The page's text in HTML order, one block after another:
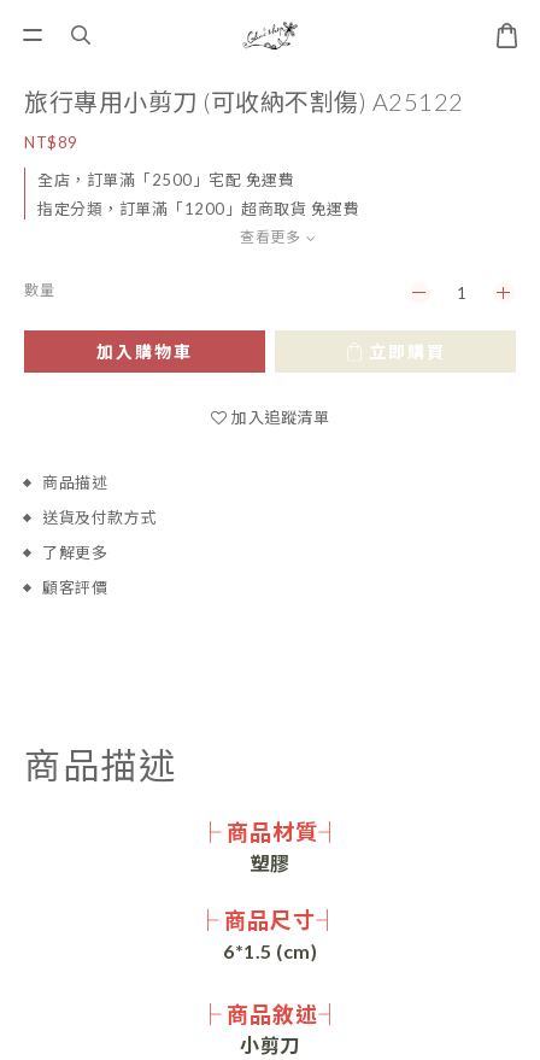
旅行專用小剪刀 (可收納不割傷) A25122
NT$89
全店，訂單滿「2500」宅配 免運費
指定分類，訂單滿「1200」超商取貨 免運費
查看更多
數量
加入購物車 立即購買
加入追蹤清單
商品描述
送貨及付款方式
了解更多
顧客評價
商品描述
├ 商品材質┤
塑膠
├ 商品尺寸┤
6*1.5 (cm)
├ 商品敘述┤
小剪刀